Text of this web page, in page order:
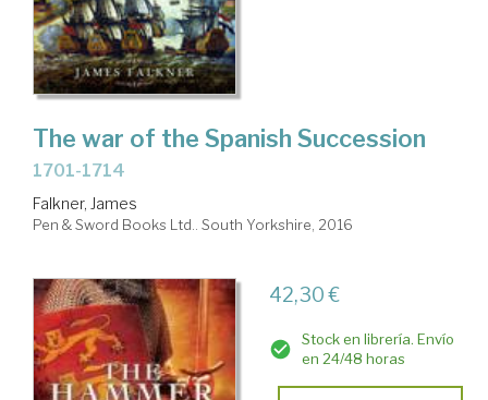
The war of the Spanish Succession
1701-1714
Falkner, James
Pen & Sword Books Ltd.. South Yorkshire, 2016
42,30 €
Stock en librería. Envío
en 24/48 horas